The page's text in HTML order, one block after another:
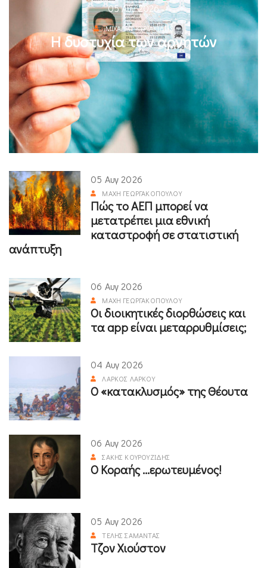
05 Αυγ 2026
ΜΙΧΆΛΗΣ ΚΥΡΙΑΚΊΔΗΣ
Η δυστυχία των αρνητών
05 Αυγ 2026
ΜΆΧΗ ΓΕΩΡΓΑΚΟΠΟΎΛΟΥ
Πώς το ΑΕΠ μπορεί να
μετατρέπει μια εθνική
καταστροφή σε στατιστική
ανάπτυξη
06 Αυγ 2026
ΜΆΧΗ ΓΕΩΡΓΑΚΟΠΟΎΛΟΥ
Οι διοικητικές διορθώσεις και
τα app είναι μεταρρυθμίσεις;
04 Αυγ 2026
ΛΆΡΚΟΣ ΛΆΡΚΟΥ
Ο «κατακλυσμός» της Θέουτα
06 Αυγ 2026
ΣΆΚΗΣ ΚΟΥΡΟΥΖΊΔΗΣ
Ο Κοραής ...ερωτευμένος!
05 Αυγ 2026
ΤΈΛΗΣ ΣΑΜΑΝΤΆΣ
Τζον Χιούστον